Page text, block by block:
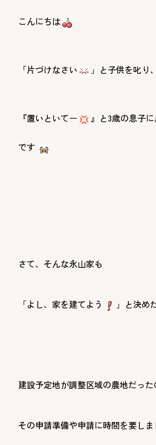
こんにちは
「片づけなさい 」と子供を叱り、
『置いといてー 』と3歳の息子
です
さて、そんな永山家も
「よし、家を建てよう 」と決め
建設予定地が調整区域の農地だった
その申請準備や申請に時間を要しま